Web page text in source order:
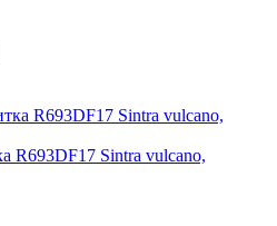
R693DF17 Sintra vulcano,